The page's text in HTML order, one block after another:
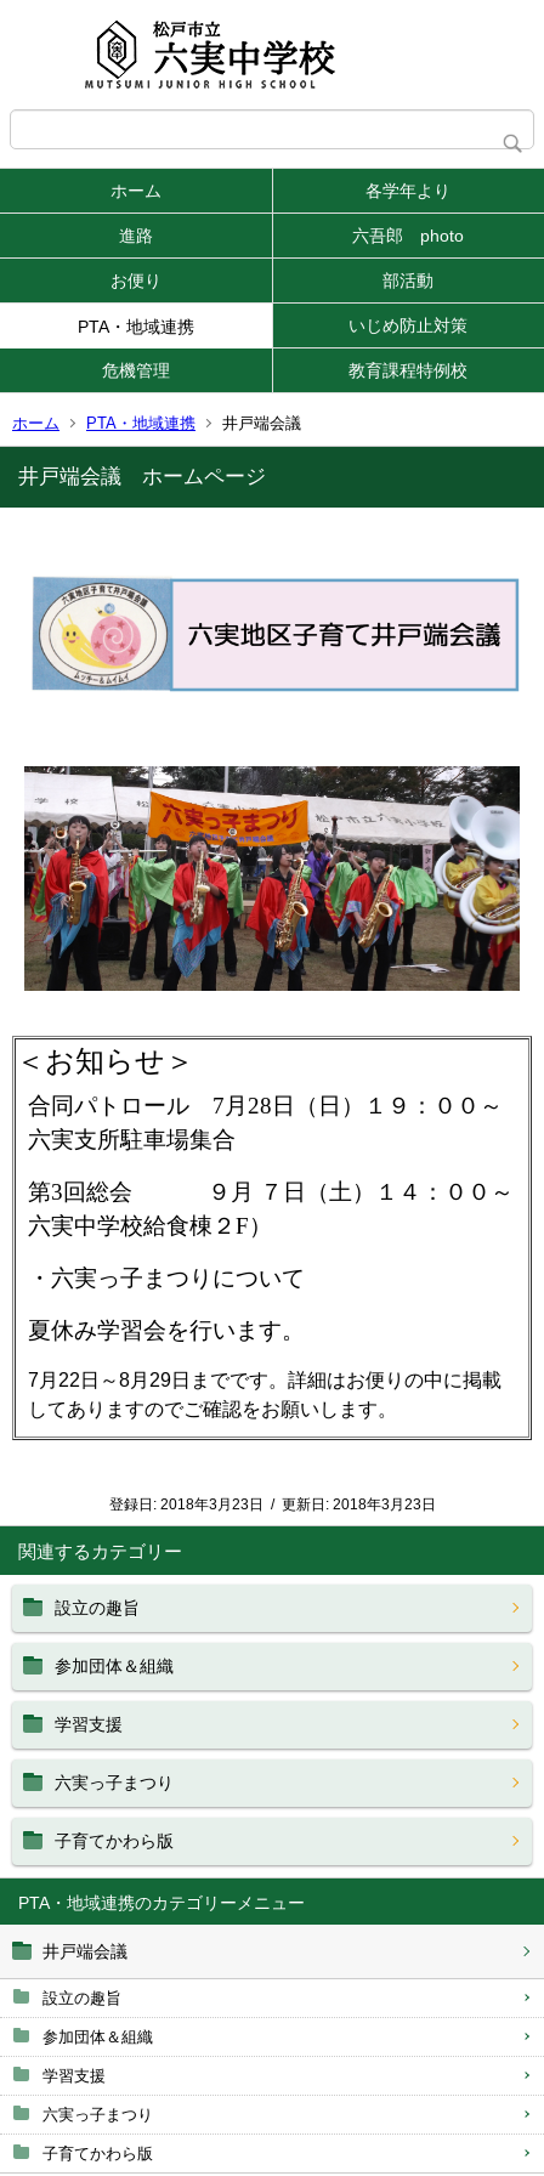
ホーム 各学年より
進路 六吾郎 photo
お便り 部活動
PTA・地域連携 いじめ防止対策
危機管理 教育課程特例校
ホーム PTA・地域連携 井戸端会議
PTA・地域連携
井戸端会議
設立の趣旨
参加団体＆組織
学習支援
六実っ子まつり
子育てかわら版
井戸端会議 ホームページ
＜お知らせ＞
合同パトロール 7月28日（日）１９：００～
六実支所駐車場集合
第3回総会 ９月 ７日（土）１４：００～
六実中学校給食棟２F）
・六実っ子まつりについて
夏休み学習会を行います。
7月22日～8月29日までです。詳細はお便りの中に掲載
してありますのでご確認をお願いします。
登録日: 2018年3月23日 / 更新日: 2018年3月23日
関連するカテゴリー
設立の趣旨
参加団体＆組織
学習支援
六実っ子まつり
子育てかわら版